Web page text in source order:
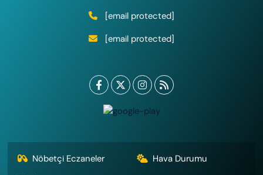
[email protected]
[email protected]
Nöbetçi Eczaneler
Hava Durumu